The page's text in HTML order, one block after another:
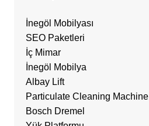
İnegöl Mobilyası
SEO Paketleri
İç Mimar
İnegöl Mobilya
Albay Lift
Particulate Cleaning Machine
Bosch Dremel